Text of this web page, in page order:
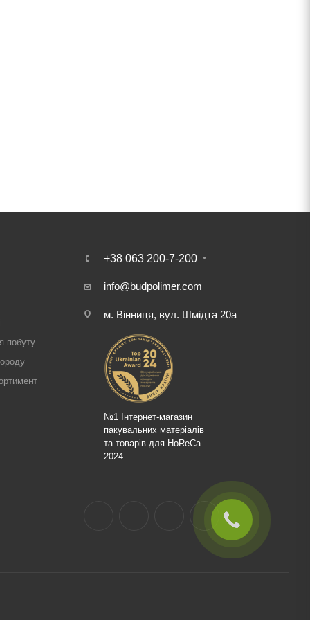
побуту
+38 063 200-7-200
info@budpolimer.com
м. Вінниця, вул. Шмідта 20а
№1 Інтернет-магазин
пакувальних матеріалів
та товарів для HoReCa
2024